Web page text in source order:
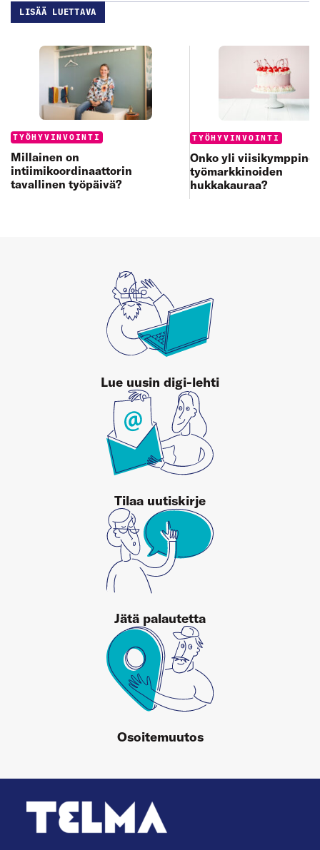
LISÄÄ LUETTAVA
Categories:
TYÖHYVINVOINTI
Millainen on
intiimikoordinaattorin
tavallinen työpäivä?
Categories:
TYÖHYVINVOINTI
Onko yli
työmarkkinoiden
hukkakauraa?
Lue uusin digi-lehti
Tilaa uutiskirje
Jätä palautetta
Osoitemuutos